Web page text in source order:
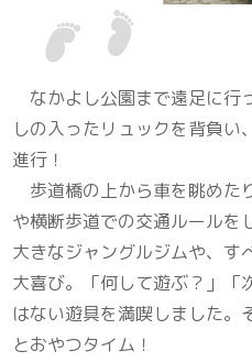
なかよし公園まで遠足に行
しの入ったリュックを背負い
進行！
歩道橋の上から車を眺めた
や横断歩道での交通ルールを
大きなジャングルジムや、す
大喜び。「何して遊ぶ？」「
はない遊具を満喫しました。
とおやつタイム！